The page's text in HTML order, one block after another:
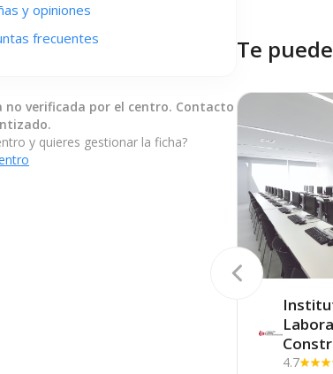
y opiniones
frecuentes
no verificada por el centro. Contacto
y quieres gestionar la ficha?
Te
4.7